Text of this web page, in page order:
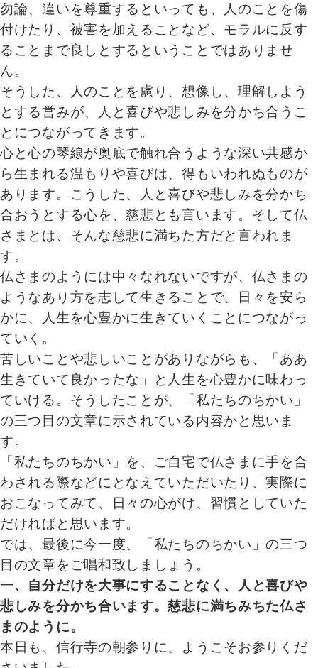
勿論、違いを尊重するといっても、人のことを傷
付けたり、被害を加えることなど、モラルに反す
ることまで良しとするということではありませ
ん。
そうした、人のことを慮り、想像し、理解しよう
とする営みが、人と喜びや悲しみを分かち合うこ
とにつながってきます。
心と心の琴線が奥底で触れ合うような深い共感か
ら生まれる温もりや喜びは、得もいわれぬものが
あります。こうした、人と喜びや悲しみを分かち
合おうとする心を、慈悲とも言います。そして仏
さまとは、そんな慈悲に満ちた方だと言われま
す。
仏さまのようには中々なれないですが、仏さまの
ようなあり方を志して生きることで、日々を安ら
かに、人生を心豊かに生きていくことにつながっ
ていく。
苦しいことや悲しいことがありながらも、「ああ
生きていて良かったな」と人生を心豊かに味わっ
ていける。そうしたことが、「私たちのちかい」
の三つ目の文章に示されている内容かと思いま
す。
「私たちのちかい」を、ご自宅で仏さまに手を合
わされる際などにとなえていただいたり、実際に
おこなってみて、日々の心がけ、習慣としていた
だければと思います。
では、最後に今一度、「私たちのちかい」の三つ
目の文章をご唱和致しましょう。
一、自分だけを大事にすることなく、人と喜びや
悲しみを分かち合います。慈悲に満ちみちた仏さ
まのように。
本日も、信行寺の朝参りに、ようこそお参りくだ